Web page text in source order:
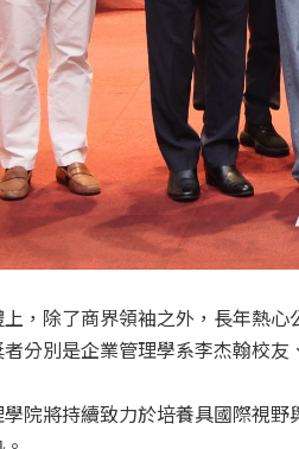
，除了商界領袖之外，長年熱
分別是企業管理學系李杰翰校
院將持續致力於培養具國際視